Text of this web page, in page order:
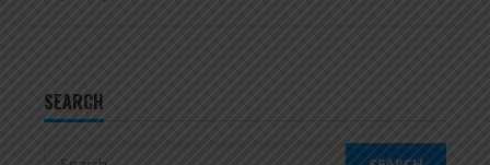
SEARCH
Search